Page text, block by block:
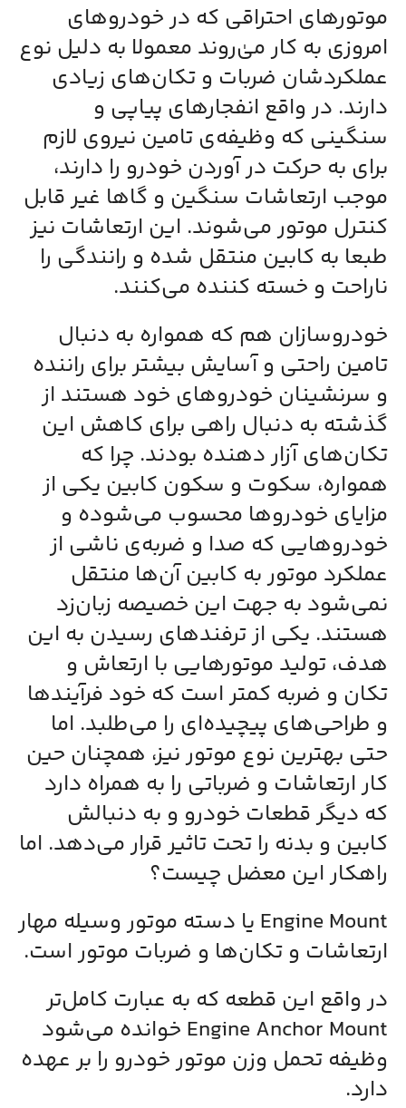
موتورهای احتراقی که در خودروهای
امروزی به کار می‌ٰروند معمولا به دلیل نوع
عملکردشان ضربات و تکان‌های زیادی
دارند. در واقع انفجارهای پیاپی و
سنگینی که وظیفه‌ی تامین نیروی لازم
برای به حرکت در آوردن خودرو را دارند،
موجب ارتعاشات سنگین و گاها غیر قابل
کنترل موتور می‌شوند. این ارتعاشات نیز
طبعا به کابین منتقل شده و رانندگی را
ناراحت و خسته‌ کننده می‌کنند.
خودروسازان هم که همواره به دنبال
تامین راحتی و آسایش بیشتر برای راننده
و سرنشینان خودروهای خود هستند از
گذشته به دنبال راهی برای کاهش این
تکان‌های آزار دهنده بودند. چرا که
همواره، سکوت و سکون کابین یکی از
مزایای خودروها محسوب می‌شوده و
خودروهایی که صدا و ضربه‌ی ناشی از
عملکرد موتور به کابین آن‌ها منتقل
نمی‌شود به جهت این خصیصه زبان‌زد
هستند. یکی از ترفندهای رسیدن به این
هدف، تولید موتورهایی با ارتعاش و
تکان و ضربه‌ کمتر است که خود فرآیند‌ها
و طراحی‌های پیچیده‌ای را می‌طلبد. اما
حتی بهترین نوع موتور نیز، همچنان حین
کار ارتعاشات و ضرباتی را به همراه دارد
که دیگر قطعات خودرو و به دنبالش
کابین و بدنه را تحت تاثیر قرار می‌دهد. اما
راهکار این معضل چیست؟
Engine Mount یا دسته موتور وسیله‌ مهار
ارتعاشات و تکان‌ها و ضربات موتور است.
در واقع این قطعه که به عبارت کامل‌تر
Engine Anchor Mount خوانده می‌شود
وظیفه‌ تحمل وزن موتور خودرو را بر عهده
دارد.